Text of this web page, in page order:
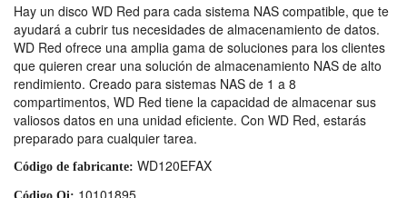
Hay un disco WD Red para cada sistema NAS compatible, que te
ayudará a cubrir tus necesidades de almacenamiento de datos.
WD Red ofrece una amplia gama de soluciones para los clientes
que quieren crear una solución de almacenamiento NAS de alto
rendimiento. Creado para sistemas NAS de 1 a 8
compartimentos, WD Red tiene la capacidad de almacenar sus
valiosos datos en una unidad eficiente. Con WD Red, estarás
preparado para cualquier tarea.
Código de fabricante: WD120EFAX
10101895